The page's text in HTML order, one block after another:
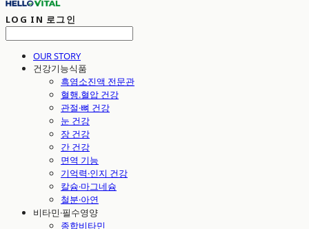
LOG IN 로그인
OUR STORY
건강기능식품
흑염소진액 전문관
혈행.혈압 건강
관절·뼈 건강
눈 건강
장 건강
간 건강
면역 기능
기억력·인지 건강
칼슘·마그네슘
철분·아연
비타민·필수영양
종합비타민